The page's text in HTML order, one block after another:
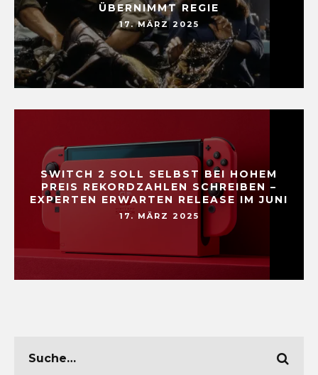
ÜBERNIMMT REGIE
17. MÄRZ 2025
SWITCH 2 SOLL SELBST BEI HOHEM
PREIS REKORDZAHLEN SCHREIBEN –
EXPERTEN ERWARTEN RELEASE IM JUNI
17. MÄRZ 2025